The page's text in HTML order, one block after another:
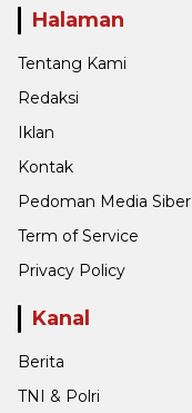
Halaman
Tentang Kami
Redaksi
Iklan
Kontak
Pedoman Media Siber
Term of Service
Privacy Policy
Kanal
Berita
TNI & Polri